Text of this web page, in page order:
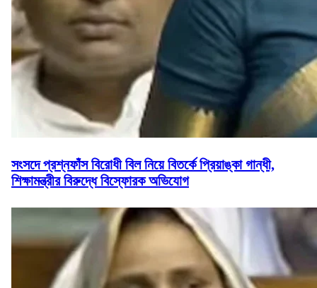
সংসদে প্রশ্নফাঁস বিরোধী বিল নিয়ে বিতর্কে প্রিয়াঙ্কা গান্ধী,
শিক্ষামন্ত্রীর বিরুদ্ধে বিস্ফোরক অভিযোগ